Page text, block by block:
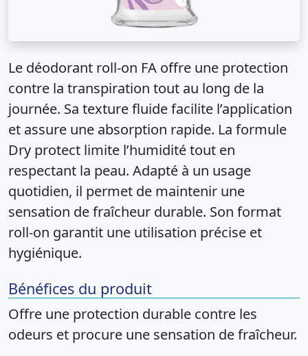
Le déodorant roll-on FA offre une protection
contre la transpiration tout au long de la
journée. Sa texture fluide facilite l’application
et assure une absorption rapide. La formule
Dry protect limite l’humidité tout en
respectant la peau. Adapté à un usage
quotidien, il permet de maintenir une
sensation de fraîcheur durable. Son format
roll-on garantit une utilisation précise et
hygiénique.
Bénéfices du produit
Offre une protection durable contre les
odeurs et procure une sensation de fraîcheur.